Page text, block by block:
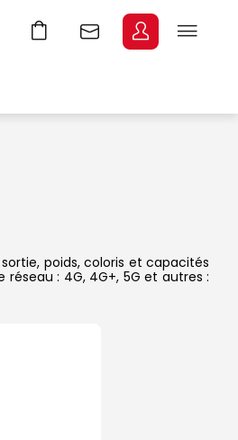
poids, coloris et capacités
: 4G, 4G+, 5G et autres :